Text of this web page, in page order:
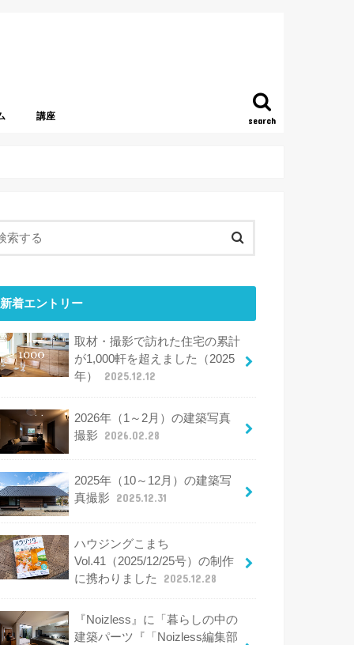
search
講座
新着エントリー
取材・撮影で訪れた住宅の累計
が1,000軒を超えました（2025
年）
2025.12.12
2026年（1～2月）の建築写真
撮影
2026.02.28
2025年（10～12月）の建築写
真撮影
2025.12.31
ハウジングこまち
Vol.41（2025/12/25号）の制作
に携わりました
2025.12.28
『Noizless』に「暮らしの中の
建築パーツ『「Noizless編集部